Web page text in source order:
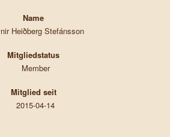
Name
Heiðberg Stefánsson
Mitgliedstatus
Member
Mitglied seit
2015-04-14